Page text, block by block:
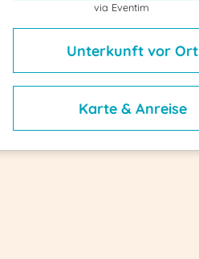
via Eventim
Unterkunft vor Ort
Karte & Anreise